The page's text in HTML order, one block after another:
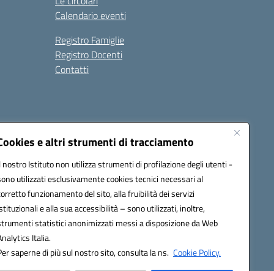
e altri strumenti di tracciamento
nostro Istituto non utilizza strumenti di profilazione degli utenti -
utilizzati esclusivamente cookies tecnici necessari al
funzionamento del sito, alla fruibilità dei servizi
e alla sua accessibilità – sono utilizzati, inoltre,
statistici anonimizzati messi a disposizione da Web
Italia.
saperne di più sul nostro sito, consulta la ns. Cookie Policy.
Calendario eventi
Registro Famiglie
Registro Docenti
Contatti